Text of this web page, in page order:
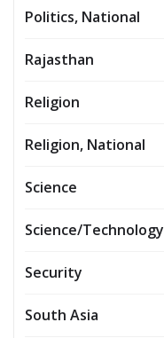
Politics, National
Rajasthan
Religion
Religion, National
Science
Science/Technology
Security
South Asia